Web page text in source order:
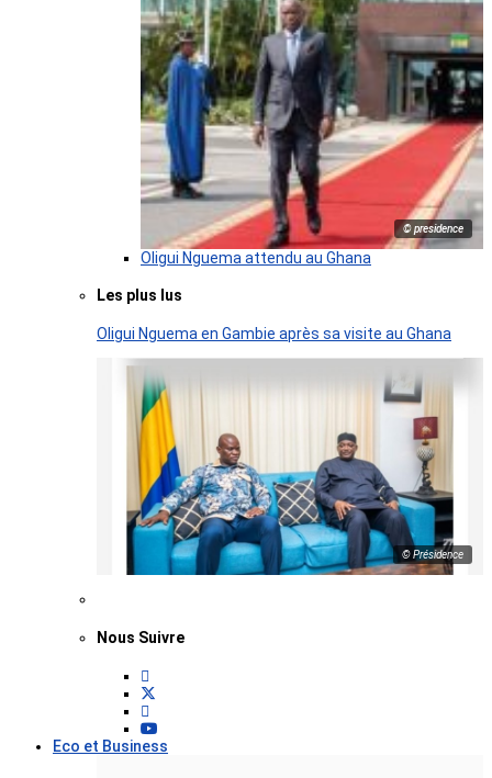
© presidence
Oligui Nguema attendu au Ghana
Les plus lus
Oligui Nguema en Gambie après sa visite au Ghana
© Présidence
Nous Suivre
Eco et Business